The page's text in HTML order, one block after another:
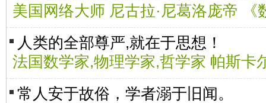
美国网络大师 尼古拉·尼葛洛庞帝 《
人类的全部尊严,就在于思想！
法国数学家,物理学家,哲学家 帕斯卡
常人安于故俗，学者溺于旧闻。